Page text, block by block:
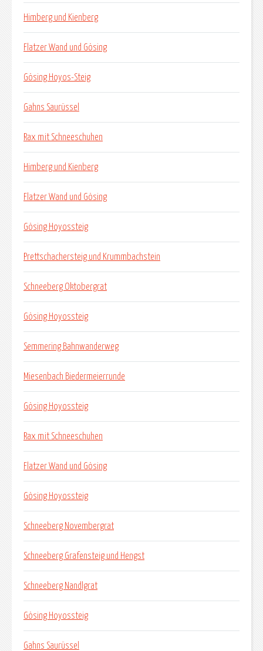
Himberg und Kienberg
Flatzer Wand und Gösing
Gösing Hoyos-Steig
Gahns Saurüssel
Rax mit Schneeschuhen
Himberg und Kienberg
Flatzer Wand und Gösing
Gösing Hoyossteig
Prettschachersteig und Krummbachstein
Schneeberg Oktobergrat
Gösing Hoyossteig
Semmering Bahnwanderweg
Miesenbach Biedermeierrunde
Gösing Hoyossteig
Rax mit Schneeschuhen
Flatzer Wand und Gösing
Gösing Hoyossteig
Schneeberg Novembergrat
Schneeberg Grafensteig und Hengst
Schneeberg Nandlgrat
Gösing Hoyossteig
Gahns Saurüssel